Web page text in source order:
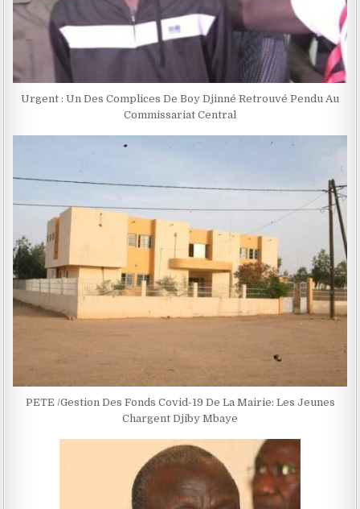
Urgent : Un Des Complices De Boy Djinné Retrouvé Pendu Au
Commissariat Central
PETE /Gestion Des Fonds Covid-19 De La Mairie: Les Jeunes
Chargent Djiby Mbaye